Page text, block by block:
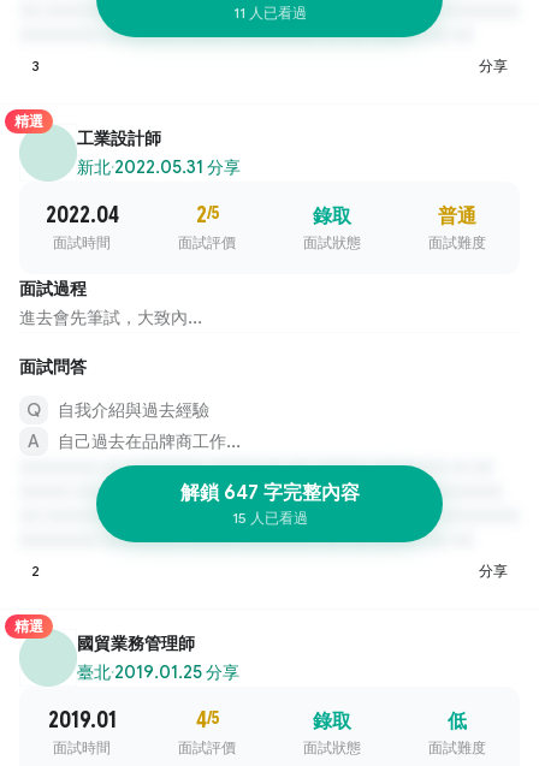
11 人已看過
3 分享
精選
工業設計師
新北·2022.05.31 分享
2022.04
面試時間
2/5
面試評價
錄取
面試狀態
普通
面試難度
面試過程
進去會先筆試，大致內...
面試問答
自我介紹與過去經驗
自己過去在品牌商工作...
解鎖 647 字完整內容
15 人已看過
2 分享
精選
國貿業務管理師
臺北·2019.01.25 分享
2019.01
面試時間
4/5
面試評價
錄取
面試狀態
低
面試難度